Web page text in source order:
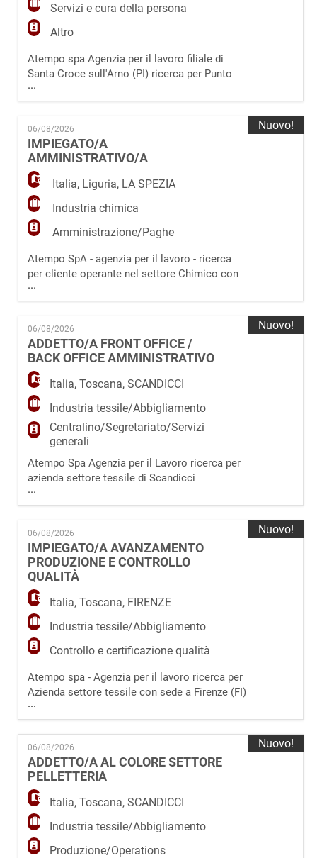
IT
DE
ES
PT
Servizi e cura della persona
Altro
Atempo spa Agenzia per il lavoro filiale di
Santa Croce sull'Arno (PI) ricerca per Punto
Vendita di Prato (PO) un/una Addetto/a alla
Toelettatura. La figura selezionata entrerà a
far parte del team di toelettatura e sarà
responsabile della cura estetica e del
benessere degli animali da compagnia,
assicurando un servizio accurato per la
clientela.
...
06/08/2026
IMPIEGATO/A
AMMINISTRATIVO/A
Italia, Liguria, LA SPEZIA
Industria chimica
Amministrazione/Paghe
Atempo SpA - agenzia per il lavoro - ricerca
per cliente operante nel settore Chimico con
sede in provincia di La Spezia (SP) un
Impiegato/a addetto all'Amministrazione da
inserire in organico. La risorsa si occuperà
di: · Supportare il Responsabile
Amministrativo nella gestione delle attività
amministrative; · Monitorare le scad
...
Nuovo!
06/08/2026
ADDETTO/A FRONT OFFICE /
BACK OFFICE AMMINISTRATIVO
Italia,Toscana,SCANDICCI
Industria tessile/Abbigliamento
Centralino/Segretariato/Servizi
generali
Atempo Spa Agenzia per il Lavoro ricerca per
azienda settore tessile di Scandicci
(FI) un/una Addetto/a Front Office / Back
Office Amministrativo. La risorsa selezionata
ed inserita dovrà supportare l'organico interno
dell' Ufficio Amministrativo e si occuperà di:
- front-office e accoglienza clienti; - gestione
centralino e mail; - gesti
...
Nuovo!
06/08/2026
IMPIEGATO/A AVANZAMENTO
PRODUZIONE E CONTROLLO
QUALITÀ
Italia,Toscana, FIRENZE
Industria tessile/Abbigliamento
Controllo e certificazione qualità
Atempo spa - Agenzia per il lavoro ricerca per
Azienda settore tessile con sede a Firenze (FI)
un/a Impiegato/a Avanzamento Produzione e
Controllo Qualità. L'azienda è una realtà
operante nella commercializzazione di tessuti
naturali e sintetici e altamente all'avanguardia
nella ricerca e nell'innovazione dei loro
prodotti destinati al settore del
...
Nuovo!
06/08/2026
ADDETTO/A AL COLORE SETTORE
PELLETTERIA
Italia,Toscana,SCANDICCI
Industria tessile/Abbigliamento
Produzione/Operations
Nuovo!